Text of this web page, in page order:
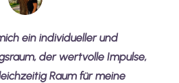
ein individueller und
der wertvolle Impulse,
Raum für meine